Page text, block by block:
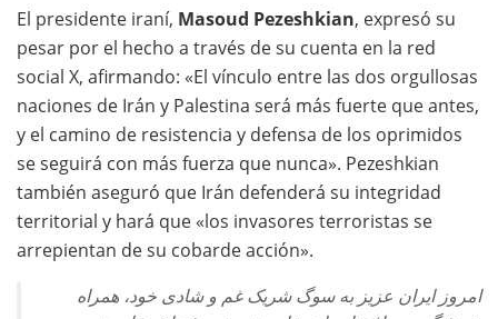
El presidente iraní, Masoud Pezeshkian, expresó su
pesar por el hecho a través de su cuenta en la red
social X, afirmando: «El vínculo entre las dos orgullosas
naciones de Irán y Palestina será más fuerte que antes,
y el camino de resistencia y defensa de los oprimidos
se seguirá con más fuerza que nunca». Pezeshkian
también aseguró que Irán defenderá su integridad
territorial y hará que «los invasores terroristas se
arrepientan de su cobarde acción».
امروز ایران عزیز به سوگ شریک غم و شادی خود، همراه